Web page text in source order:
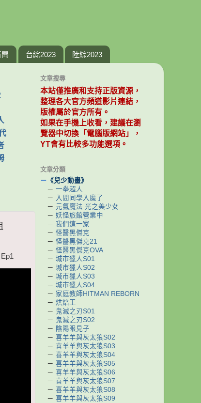
台綜2023 陸綜2023
文章搜尋
本站僅推廣和支持正版資源，
整理各大官方頻道影片連結，
版權屬於官方所有。
如果在手機上收看，建議在瀏
覽器中切換「電腦版網站」，
YT會有比較多功能選項。
文章分類
－ 《兒少動畫》
－ 一拳超人
－ 入間同學入魔了
－ 元氣魔法 光之美少女
－ 妖怪旅館營業中
－ 我們這一家
－ 怪醫黑傑克
－ 怪醫黑傑克21
－ 怪醫黑傑克OVA
－ 城市獵人S01
－ 城市獵人S02
－ 城市獵人S03
－ 城市獵人S04
－ 家庭教師HITMAN REBORN
－ 烘焙王
－ 鬼滅之刃S01
－ 鬼滅之刃S02
－ 陰陽眼見子
－ 喜羊羊與灰太狼S02
－ 喜羊羊與灰太狼S03
－ 喜羊羊與灰太狼S04
－ 喜羊羊與灰太狼S05
－ 喜羊羊與灰太狼S06
－ 喜羊羊與灰太狼S07
－ 喜羊羊與灰太狼S08
－ 喜羊羊與灰太狼S09